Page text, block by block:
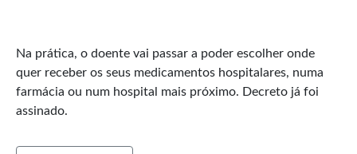
Na prática, o doente vai passar a poder escolher onde
quer receber os seus medicamentos hospitalares, numa
farmácia ou num hospital mais próximo. Decreto já foi
assinado.